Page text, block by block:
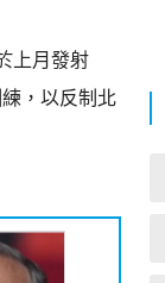
上月發射
，以反制北